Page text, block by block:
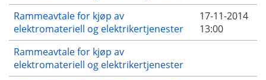
Rammeavtale for kjøp av
elektromateriell og elektrikertjenester
17-11-2014
13:00
Rammeavtale for kjøp av
elektromateriell og elektrikertjenester